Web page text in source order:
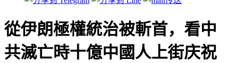
從伊朗極權統治被斬首，看中
共滅亡時十億中國人上街庆祝